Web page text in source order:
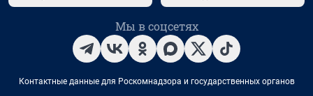
Мы в соцсетях
Контактные данные для Роскомнадзора и государственных органов